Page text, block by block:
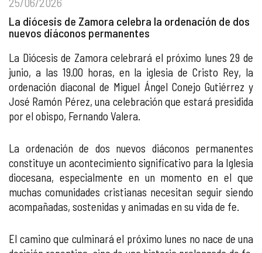
La diócesis de Zamora celebra la ordenación de dos
nuevos diáconos permanentes
La Diócesis de Zamora celebrará el próximo lunes 29 de
junio, a las 19.00 horas, en la iglesia de Cristo Rey, la
ordenación diaconal de Miguel Ángel Conejo Gutiérrez y
José Ramón Pérez, una celebración que estará presidida
por el obispo, Fernando Valera.
La ordenación de dos nuevos diáconos permanentes
constituye un acontecimiento significativo para la Iglesia
diocesana, especialmente en un momento en el que
muchas comunidades cristianas necesitan seguir siendo
acompañadas, sostenidas y animadas en su vida de fe.
El camino que culminará el próximo lunes no nace de una